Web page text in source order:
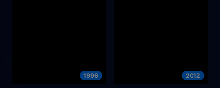
1996 2012